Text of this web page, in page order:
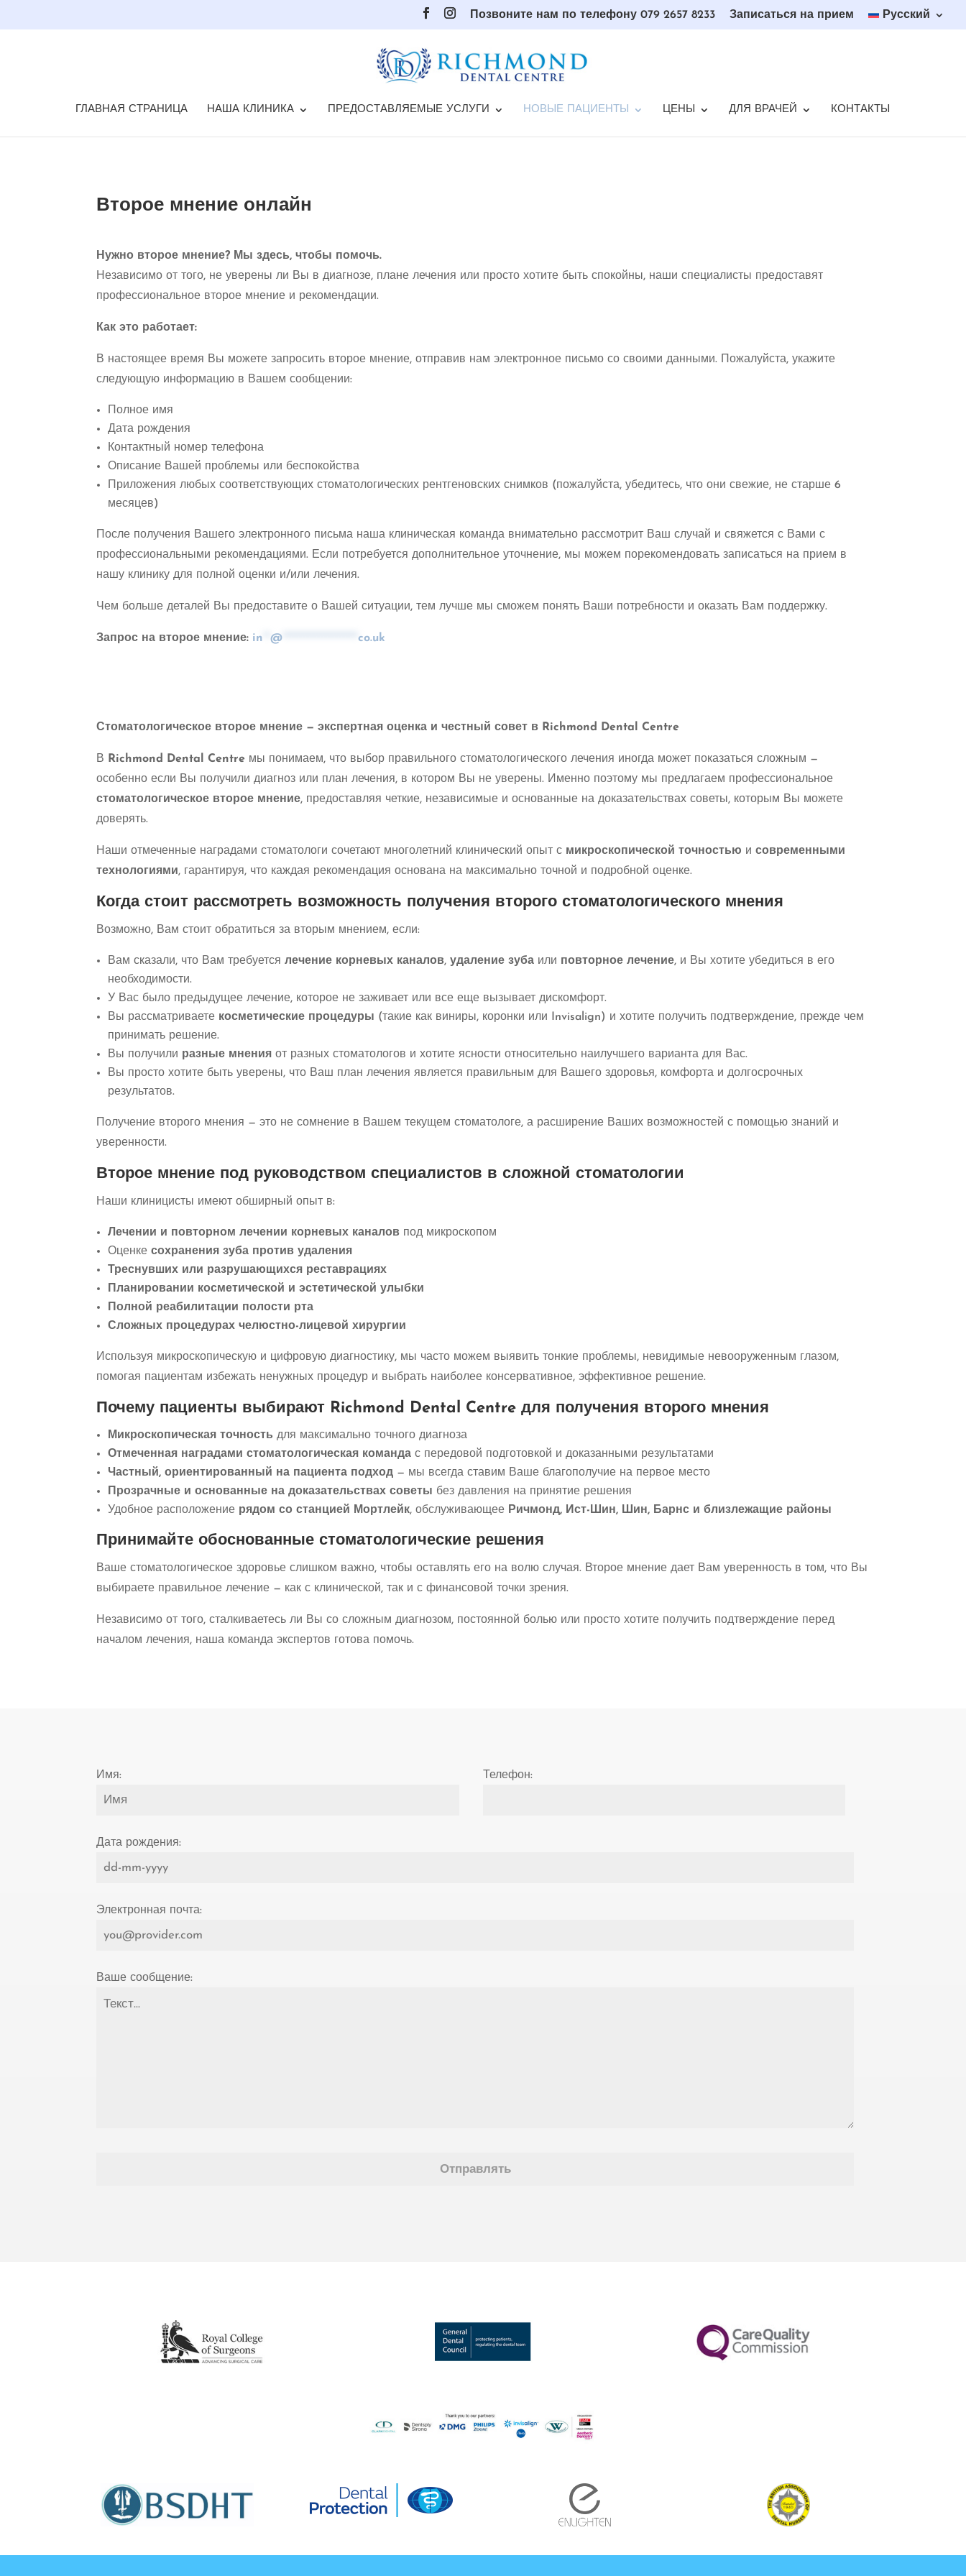
Позвоните нам по телефону 079 2657 8233 Записаться на прием Русский
ГЛАВНАЯ СТРАНИЦА НАША КЛИНИКА ПРЕДОСТАВЛЯЕМЫЕ УСЛУГИ НОВЫЕ ПАЦИЕНТЫ ЦЕНЫ ДЛЯ ВРАЧЕЙ КОНТАКТЫ
Второе мнение онлайн
Нужно второе мнение? Мы здесь, чтобы помочь.
Независимо от того, не уверены ли Вы в диагнозе, плане лечения или просто хотите быть спокойны, наши специалисты предоставят
профессиональное второе мнение и рекомендации.
Как это работает:
В настоящее время Вы можете запросить второе мнение, отправив нам электронное письмо со своими данными. Пожалуйста, укажите
следующую информацию в Вашем сообщении:
Полное имя
Дата рождения
Контактный номер телефона
Описание Вашей проблемы или беспокойства
Приложения любых соответствующих стоматологических рентгеновских снимков (пожалуйста, убедитесь, что они свежие, не старше 6
месяцев)
После получения Вашего электронного письма наша клиническая команда внимательно рассмотрит Ваш случай и свяжется с Вами с
профессиональными рекомендациями. Если потребуется дополнительное уточнение, мы можем порекомендовать записаться на прием в
нашу клинику для полной оценки и/или лечения.
Чем больше деталей Вы предоставите о Вашей ситуации, тем лучше мы сможем понять Ваши потребности и оказать Вам поддержку.
Запрос на второе мнение: in **@ *********************co.uk
Стоматологическое второе мнение — экспертная оценка и честный совет в Richmond Dental Centre
В Richmond Dental Centre мы понимаем, что выбор правильного стоматологического лечения иногда может показаться сложным —
особенно если Вы получили диагноз или план лечения, в котором Вы не уверены. Именно поэтому мы предлагаем профессиональное
стоматологическое второе мнение, предоставляя четкие, независимые и основанные на доказательствах советы, которым Вы можете
доверять.
Наши отмеченные наградами стоматологи сочетают многолетний клинический опыт с микроскопической точностью исовременными
технологиями, гарантируя, что каждая рекомендация основана на максимально точной и подробной оценке.
Когда стоит рассмотреть возможность получения второго стоматологического мнения
Возможно, Вам стоит обратиться за вторым мнением, если:
Вам сказали, что Вам требуетсялечение корневых каналов,удаление зуба или повторное лечение, и Вы хотите убедиться в его
необходимости.
У Вас было предыдущее лечение, которое не заживает или все еще вызывает дискомфорт.
Вы рассматриваете косметические процедуры (такие как виниры, коронки или Invisalign) и хотите получить подтверждение, прежде чем
принимать решение.
Вы получили разные мнения от разных стоматологов и хотите ясности относительно наилучшего варианта для Вас.
Вы просто хотите быть уверены, что Ваш план лечения является правильным для Вашего здоровья, комфорта и долгосрочных
результатов.
Получение второго мнения — это не сомнение в Вашем текущем стоматологе, а расширение Ваших возможностей с помощью знаний и
уверенности.
Второе мнение под руководством специалистов в сложной стоматологии
Наши клиницисты имеют обширный опыт в:
Лечении и повторном лечении корневых каналов под микроскопом
Оценкесохранения зуба против удаления
Треснувших или разрушающихся реставрациях
Планировании косметической и эстетической улыбки
Полной реабилитации полости рта
Сложных процедурах челюстно-лицевой хирургии
Используя микроскопическую и цифровую диагностику, мы часто можем выявить тонкие проблемы, невидимые невооруженным глазом,
помогая пациентам избежать ненужных процедур и выбрать наиболее консервативное, эффективное решение.
Почему пациенты выбирают Richmond Dental Centre для получения второго мнения
Микроскопическая точность для максимально точного диагноза
Отмеченная наградами стоматологическая команда с передовой подготовкой и доказанными результатами
Частный, ориентированный на пациента подход — мы всегда ставим Ваше благополучие на первое место
Прозрачные и основанные на доказательствах советы без давления на принятие решения
Удобное расположение рядом со станцией Мортлейк, обслуживающее Ричмонд, Ист-Шин, Шин, Барнс и близлежащие районы
Принимайте обоснованные стоматологические решения
Ваше стоматологическое здоровье слишком важно, чтобы оставлять его на волю случая. Второе мнение дает Вам уверенность в том, что Вы
выбираете правильное лечение — как с клинической, так и с финансовой точки зрения.
Независимо от того, сталкиваетесь ли Вы со сложным диагнозом, постоянной болью или просто хотите получить подтверждение перед
началом лечения, наша команда экспертов готова помочь.
Имя: Телефон:
Дата рождения:
Электронная почта:
Ваше сообщение: